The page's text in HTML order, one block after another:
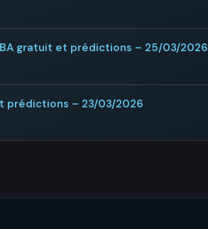
gratuit et prédictions – 25/03/2026
prédictions – 23/03/2026